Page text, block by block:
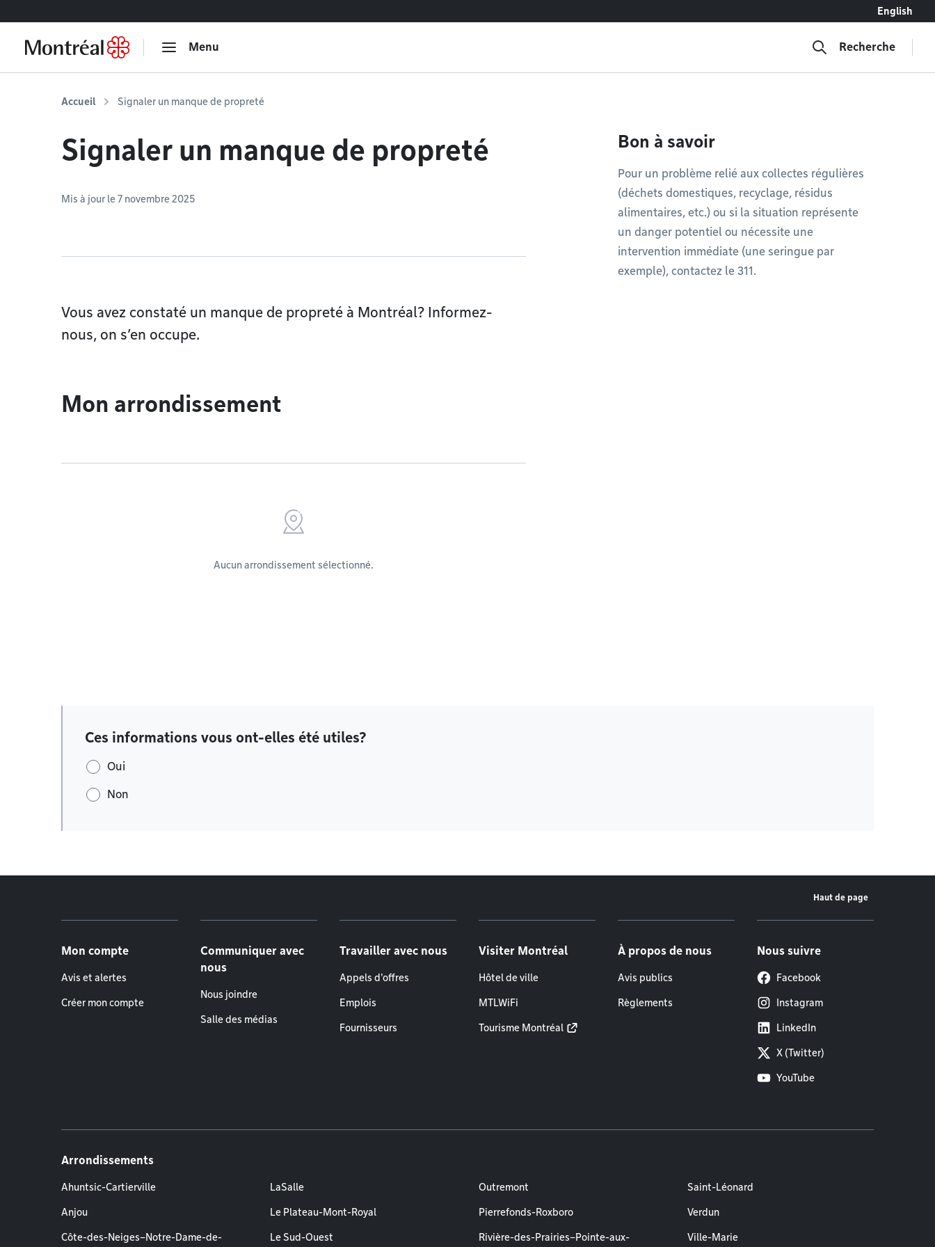
English
Menu Recherche
Accueil Signaler un manque de propreté
Signaler un manque de propreté
Mis à jour le 7 novembre 2025
Vous avez constaté un manque de propreté à Montréal? Informez-
nous, on s’en occupe.
Mon arrondissement
Aucun arrondissement sélectionné.
Bon à savoir
Pour un problème relié aux collectes régulières
(déchets domestiques, recyclage, résidus
alimentaires, etc.) ou si la situation représente
un danger potentiel ou nécessite une
intervention immédiate (une seringue par
exemple), contactez le 311.
Ces informations vous ont-elles été utiles?
Oui
Non
Haut de page
Mon compte
Avis et alertes
Créer mon compte
Communiquer avec
nous
Nous joindre
Salle des médias
Travailler avec nous
Appels d'offres
Emplois
Fournisseurs
Visiter Montréal
Hôtel de ville
MTLWiFi
Tourisme Montréal
À propos de nous
Avis publics
Règlements
Nous suivre
Facebook
Instagram
LinkedIn
X (Twitter)
YouTube
Arrondissements
Ahuntsic-Cartierville
Anjou
Côte-des-Neiges–Notre-Dame-de-
LaSalle
Le Plateau-Mont-Royal
Le Sud-Ouest
Outremont
Pierrefonds-Roxboro
Rivière-des-Prairies–Pointe-aux-
Saint-Léonard
Verdun
Ville-Marie